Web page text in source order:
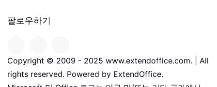
팔로우하기
Copyright © 2009 - 2025 www.extendoffice.com. | All
rights reserved. Powered by ExtendOffice.